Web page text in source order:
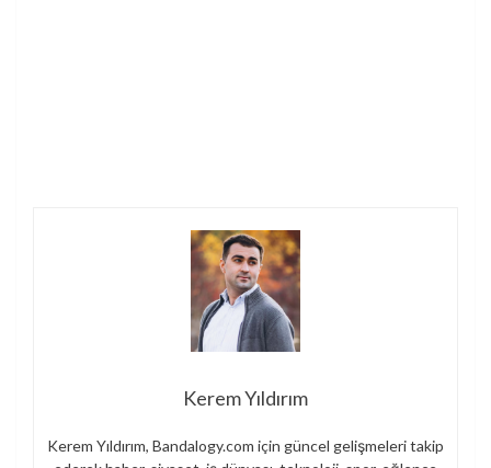
Kerem Yıldırım
Kerem Yıldırım, Bandalogy.com için güncel gelişmeleri takip